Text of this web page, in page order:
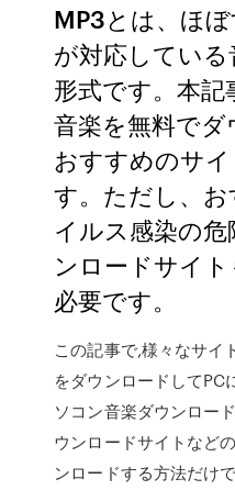
MP3とは、ほ
が対応してい
形式です。本
音楽を無料で
おすすめのサ
す。ただし、
イルス感染の
ンロードサイ
必要です。
この記事で,様々なサイ
をダウンロードしてPC
ソコン音楽ダウンロー
ウンロードサイトなど
ンロードする方法だけ